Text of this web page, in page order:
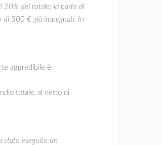
20% del totale; la parte di
di 300 € già impegnati. In
aggredibile è
totale, al netto di
stato eseguito un